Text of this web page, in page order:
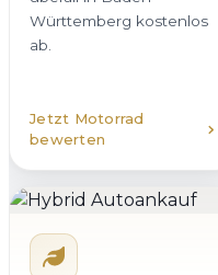
Württemberg kostenlos
ab.
Jetzt Motorrad
bewerten